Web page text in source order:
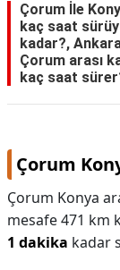
Çorum İle
kaç saat
kadar?,
Çorum arası
kaç saat
Çorum
Çorum Konya
mesafe 471 km
1 dakika kadar